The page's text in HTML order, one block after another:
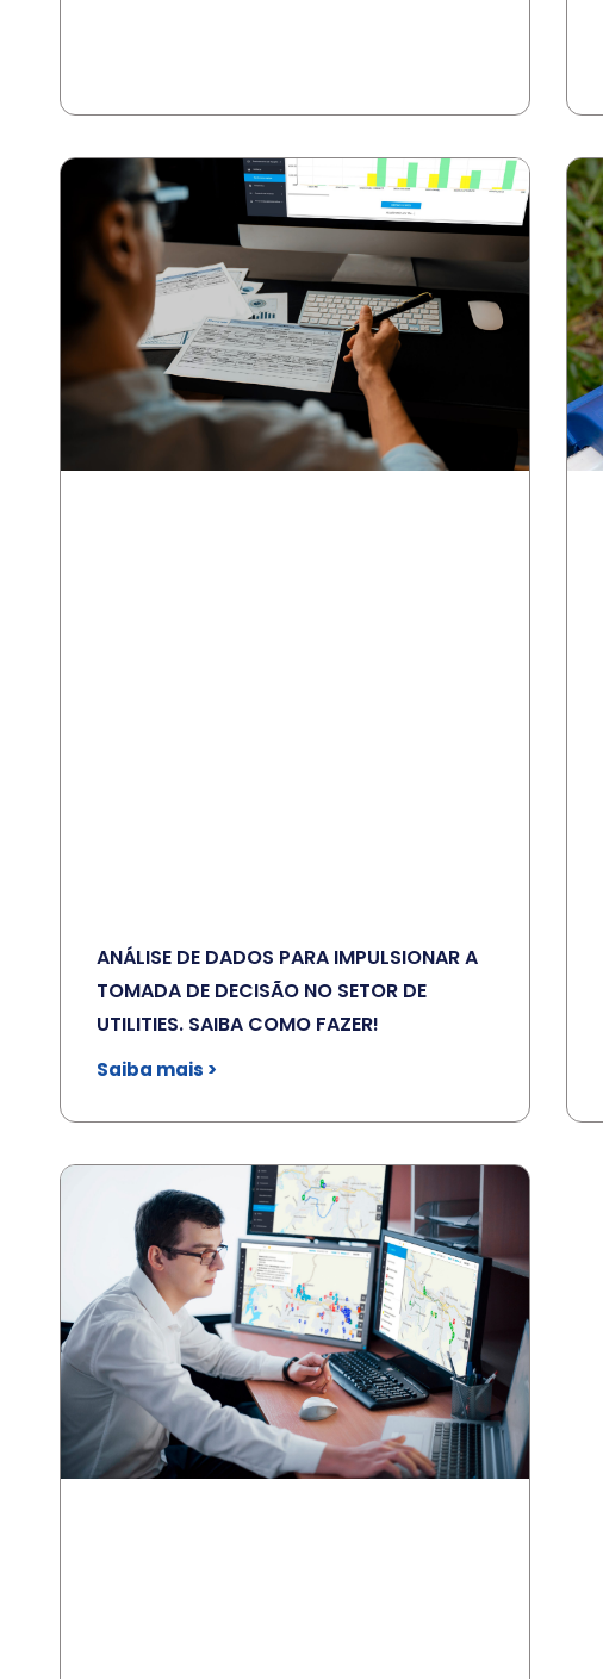
ANÁLISE DE DADOS PARA IMPULSIONAR A
TOMADA DE DECISÃO NO SETOR DE
UTILITIES. SAIBA COMO FAZER!
Saiba mais >